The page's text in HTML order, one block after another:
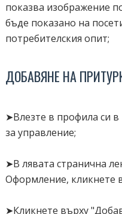
показва изображение
бъде показано на
потребителския опит;
ДОБАВЯНЕ НА
➤Влезте в профила си
за управление;
➤В лявата странична
Оформление, кликнете
➤Кликнете върху